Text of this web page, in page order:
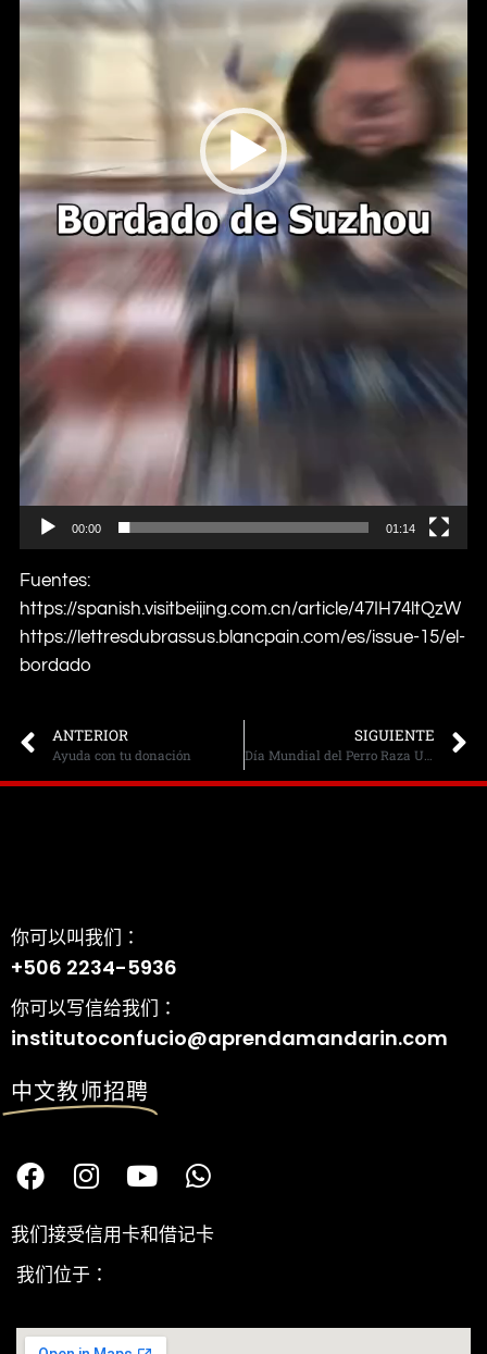
00:00 01:14
Fuentes:
https://spanish.visitbeijing.com.cn/article/47IH74ltQzW
https://lettresdubrassus.blancpain.com/es/issue-15/el-
bordado
ANTERIOR
Ayuda con tu donación
SIGUIENTE
Día Mundial del Perro Raza Unica
你可以叫我们：
+506 2234-5936
你可以写信给我们：
institutoconfucio@aprendamandarin.com
中文教师招聘
我们接受信用卡和借记卡
我们位于：